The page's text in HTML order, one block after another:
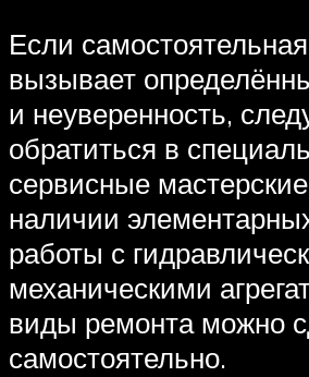
Если
вызывает
и неуверенность,
обратиться в
сервисные
наличии
работы с
механическими
виды ремонта можно
самостоятельно.